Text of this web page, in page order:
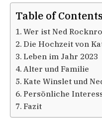
Table of
Wer ist Ned
Die Hochzeit von
Leben im Jahr 2023
Alter und Familie
Kate Winslet und
Persönliche
Fazit